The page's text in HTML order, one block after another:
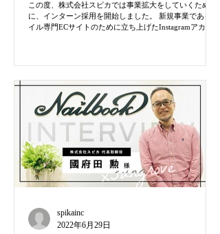
この度、株式会社スピカでは事業拡大をしていくため
に、インターン採用を開始しました。 新規事業であるネ
イル専門ECサイトのために立ち上げたInstagramアカウ
spikainc
2022年6月29日